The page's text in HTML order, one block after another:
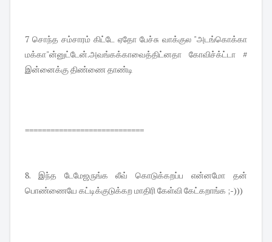
7 சொந்த சம்சாரம் கிட்டே ஏதோ பேச்சு வாக்குல "அடங்கொக்கா
மக்கா"ன்னுட்டேன்.அவங்கக்காவைத்திட்னதா கோவிச்க்ட்டா #
இன்னைக்கு திண்ணை தாண்டி
============================
8. இந்த டேமேஜருங்க லீவ் கொடுக்கறப்ப என்னமோ தன்
பொண்ணையே கட்டிக்குடுக்கற மாதிரி கேள்வி கேட்கறாங்க ;-)))